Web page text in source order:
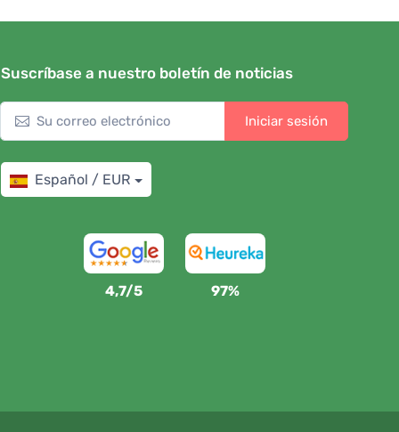
Suscríbase a nuestro boletín de noticias
Iniciar sesión
Español / EUR
4,7/5 97%